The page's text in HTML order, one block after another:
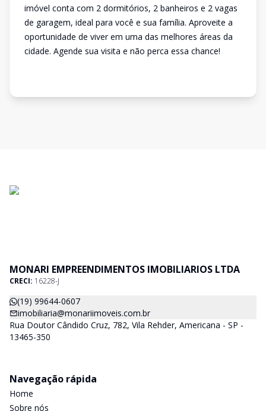
imóvel conta com 2 dormitórios, 2 banheiros e 2 vagas
de garagem, ideal para você e sua família. Aproveite a
oportunidade de viver em uma das melhores áreas da
cidade. Agende sua visita e não perca essa chance!
MONARI EMPREENDIMENTOS IMOBILIARIOS LTDA
CRECI: 16228-J
(19) 99644-0607
imobiliaria@monariimoveis.com.br
Rua Doutor Cândido Cruz, 782, Vila Rehder, Americana - SP -
13465-350
Navegação rápida
Home
Sobre nós